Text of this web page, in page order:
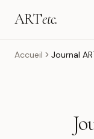
ARTetc.
Accueil Journal